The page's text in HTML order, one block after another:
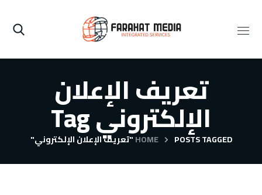
تعريف الإعلان
الإلكتروني Tag
HOME POSTS TAGGED "تعريف الإعلان الإلكتروني"